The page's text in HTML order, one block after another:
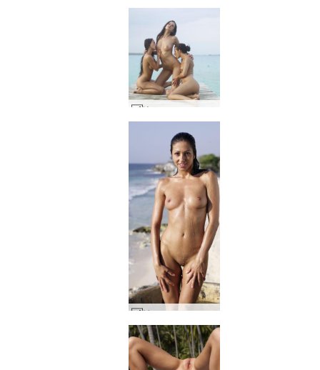
Мексиканска гореща вана Brigi #18